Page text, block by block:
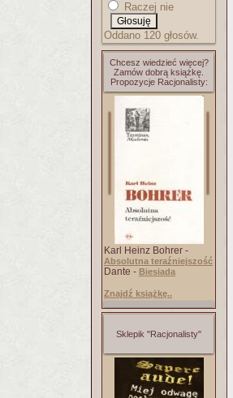
Raczej nie
Oddano 120 głosów.
Chcesz wiedzieć więcej?
Zamów dobrą książkę.
Propozycje Racjonalisty:
Karl Heinz Bohrer -
Absolutna teraźniejszość
Dante - Biesiada
Znajdź książkę..
Sklepik "Racjonalisty"